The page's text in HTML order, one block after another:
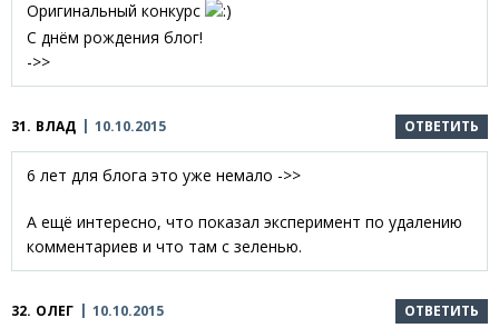
Оригинальный конкурс
С днём рождения блог!
->>
31. ВЛАД 10.10.2015 ОТВЕТИТЬ
6 лет для блога это уже немало ->>
А ещё интересно, что показал эксперимент по удалению
комментариев и что там с зеленью.
32. ОЛЕГ 10.10.2015 ОТВЕТИТЬ